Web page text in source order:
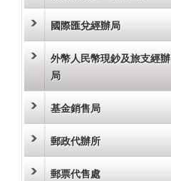
國際匯兌經辦局
外幣人民幣現鈔及旅支經辦
局
基金銷售局
郵政代辦所
郵票代售處